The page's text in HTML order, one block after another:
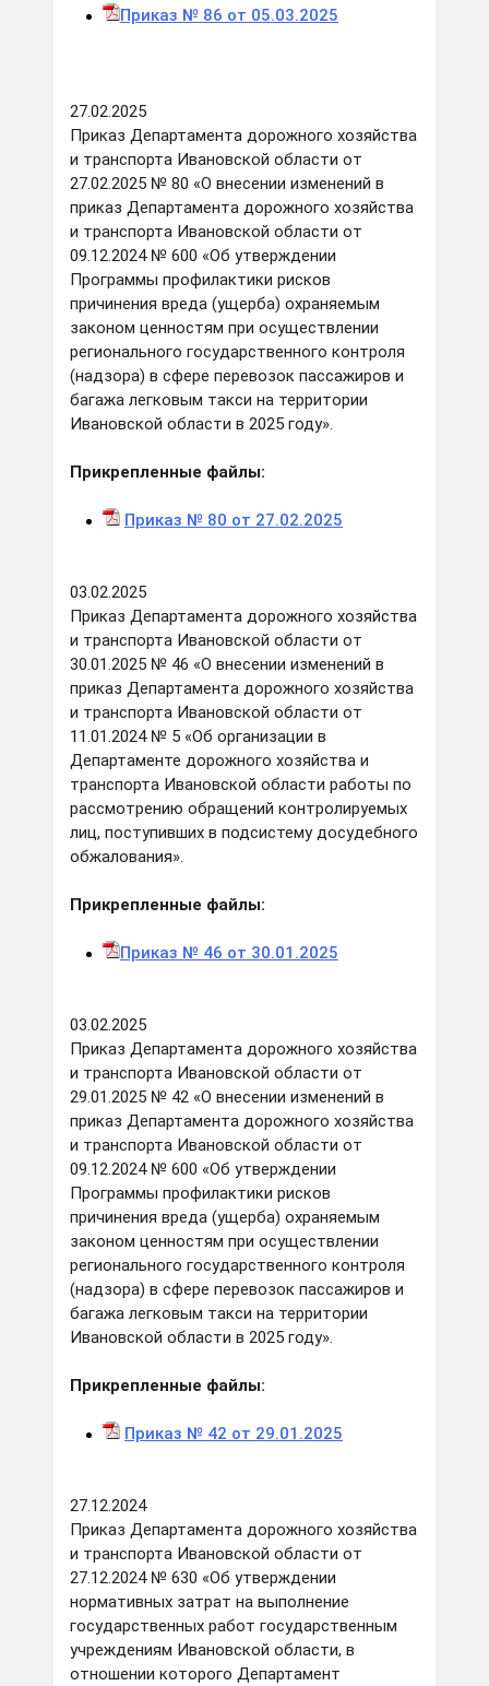
Приказ № 86 от 05.03.2025
27.02.2025
Приказ Департамента дорожного хозяйства
и транспорта Ивановской области от
27.02.2025 № 80 «О внесении изменений в
приказ Департамента дорожного хозяйства
и транспорта Ивановской области от
09.12.2024 № 600 «Об утверждении
Программы профилактики рисков
причинения вреда (ущерба) охраняемым
законом ценностям при осуществлении
регионального государственного контроля
(надзора) в сфере перевозок пассажиров и
багажа легковым такси на территории
Ивановской области в 2025 году».
Прикрепленные файлы:
Приказ № 80 от 27.02.2025
03.02.2025
Приказ Департамента дорожного хозяйства
и транспорта Ивановской области от
30.01.2025 № 46 «О внесении изменений в
приказ Департамента дорожного хозяйства
и транспорта Ивановской области от
11.01.2024 № 5 «Об организации в
Департаменте дорожного хозяйства и
транспорта Ивановской области работы по
рассмотрению обращений контролируемых
лиц, поступивших в подсистему досудебного
обжалования».
Прикрепленные файлы:
Приказ № 46 от 30.01.2025
03.02.2025
Приказ Департамента дорожного хозяйства
и транспорта Ивановской области от
29.01.2025 № 42 «О внесении изменений в
приказ Департамента дорожного хозяйства
и транспорта Ивановской области от
09.12.2024 № 600 «Об утверждении
Программы профилактики рисков
причинения вреда (ущерба) охраняемым
законом ценностям при осуществлении
регионального государственного контроля
(надзора) в сфере перевозок пассажиров и
багажа легковым такси на территории
Ивановской области в 2025 году».
Прикрепленные файлы:
Приказ № 42 от 29.01.2025
27.12.2024
Приказ Департамента дорожного хозяйства
и транспорта Ивановской области от
27.12.2024 № 630 «Об утверждении
нормативных затрат на выполнение
государственных работ государственным
учреждениям Ивановской области, в
отношении которого Департамент